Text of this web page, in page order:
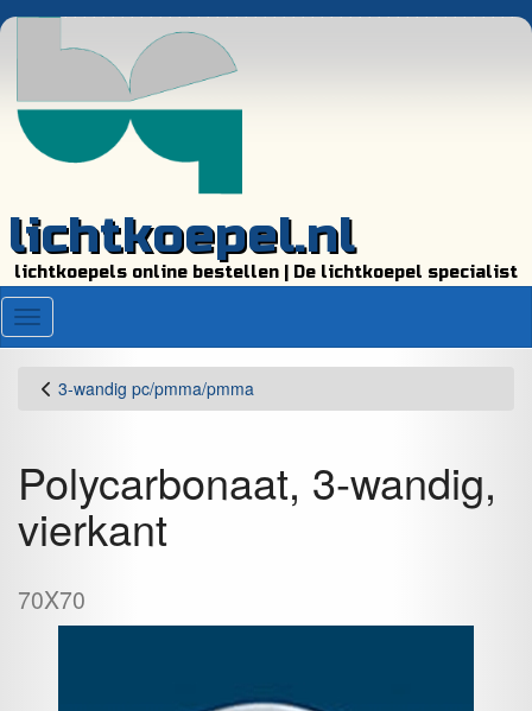
lichtkoepel.nl
lichtkoepels online bestellen | De lichtkoepel specialist
Menu
3-wandig pc/pmma/pmma
Polycarbonaat, 3-wandig,
vierkant
70X70